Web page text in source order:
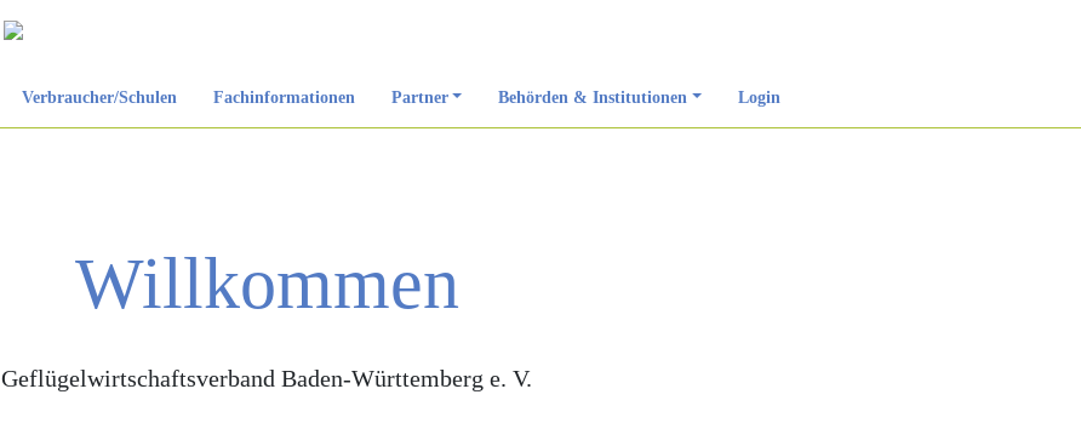
Verbraucher/Schulen Fachinformationen Partner Behörden & Institutionen Login
Willkommen
Geflügelwirtschaftsverband Baden-Württemberg e. V.